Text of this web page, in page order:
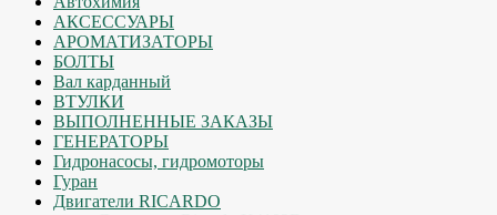
АКСЕССУАРЫ
АРОМАТИЗАТОРЫ
БОЛТЫ
Вал карданный
ВТУЛКИ
ВЫПОЛНЕННЫЕ ЗАКАЗЫ
ГЕНЕРАТОРЫ
Гидронасосы, гидромоторы
Гуран
Двигатели RICARDO